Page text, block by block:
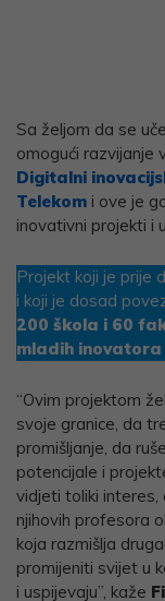
Sa željom da se
omogući razvijanje
Digitalni
Telekom i ove je
inovativni projekti i
Projekt koji je prije
i koji je dosad
200 škola i 60
mladih inovatora
“Ovim projektom
svoje granice, da
promišljanje, da
potencijale i
vidjeti toliki interes,
njihovih profesora
koja razmišlja
promijeniti svijet u
i uspijevaju”, kaže